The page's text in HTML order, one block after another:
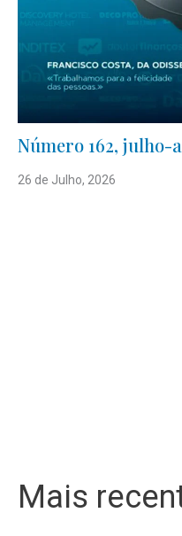
Número 162, julho-
26 de Julho, 2026
Mais